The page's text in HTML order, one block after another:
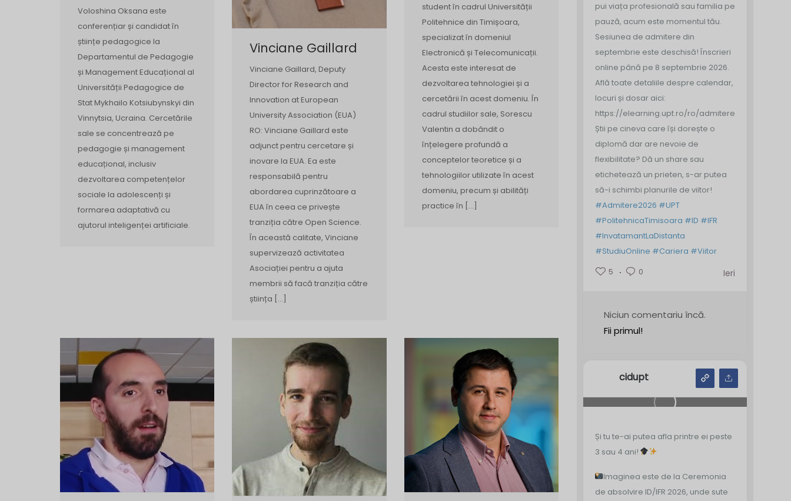
Voloshina Oksana este
conferențiar și candidat în
științe pedagogice la
Departamentul de Pedagogie
și Management Educațional al
Universității Pedagogice de
Stat Mykhailo Kotsiubynskyi din
Vinnytsia, Ucraina. Cercetările
sale se concentrează pe
pedagogie și management
educațional, inclusiv
dezvoltarea competențelor
sociale la adolescenți și
formarea adaptativă cu
ajutorul inteligenței artificiale.
Vinciane Gaillard
Vinciane Gaillard, Deputy
Director for Research and
Innovation at European
University Association (EUA)
RO: Vinciane Gaillard este
adjunct pentru cercetare și
inovare la EUA. Ea este
responsabilă pentru
abordarea cuprinzătoare a
EUA în ceea ce privește
tranziția către Open Science.
În această calitate, Vinciane
supervizează activitatea
Asociației pentru a ajuta
membrii să facă tranziția către
știința […]
student în cadrul Universității
Politehnice din Timișoara,
specializat în domeniul
Electronică și Telecomunicații.
Acesta este interesat de
dezvoltarea tehnologiei și a
cercetării în acest domeniu. În
cadrul studiilor sale, Sorescu
Valentin a dobândit o
înțelegere profundă a
conceptelor teoretice și a
tehnologiilor utilizate în acest
domeniu, precum și abilități
practice în […]
pui viața profesională sau familia pe
pauză, acum este momentul tău.
Sesiunea de admitere din
septembrie este deschisă! Înscrieri
online până pe 8 septembrie 2026.
Află toate detaliile despre calendar,
locuri și dosar aici:
https://elearning.upt.ro/ro/admitere/
Știi pe cineva care își dorește o
diplomă dar are nevoie de
flexibilitate? Dă un share sau
etichetează un prieten, s-ar putea
să-i schimbi planurile de viitor!
#Admitere2026 #UPT
#PolitehnicaTimisoara #ID #IFR
#InvatamantLaDistanta
#StudiuOnline #Cariera #Viitor
5
0 Ieri
Niciun comentariu încă.
Fii primul!
cidupt
Și tu te-ai putea afla printre ei peste
3 sau 4 ani!
Imaginea este de la Ceremonia
de absolvire ID/IFR 2026, unde sute